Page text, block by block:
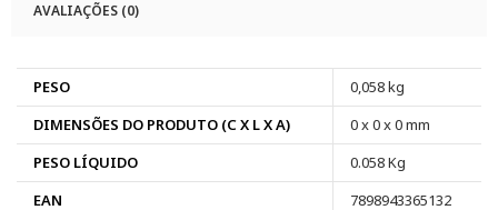
AVALIAÇÕES (0)
PESO
0,058 kg
DIMENSÕES DO PRODUTO (C X L X A)
0 x 0 x 0 mm
PESO LÍQUIDO
0.058 Kg
EAN
7898943365132